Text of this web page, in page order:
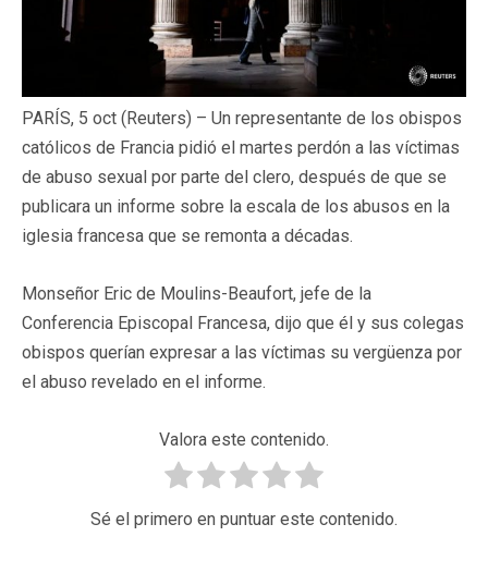
PARÍS, 5 oct (Reuters) – Un representante de los obispos
católicos de Francia pidió el martes perdón a las víctimas
de abuso sexual por parte del clero, después de que se
publicara un informe sobre la escala de los abusos en la
iglesia francesa que se remonta a décadas.
Monseñor Eric de Moulins-Beaufort, jefe de la
Conferencia Episcopal Francesa, dijo que él y sus colegas
obispos querían expresar a las víctimas su vergüenza por
el abuso revelado en el informe.
Valora este contenido.
Sé el primero en puntuar este contenido.